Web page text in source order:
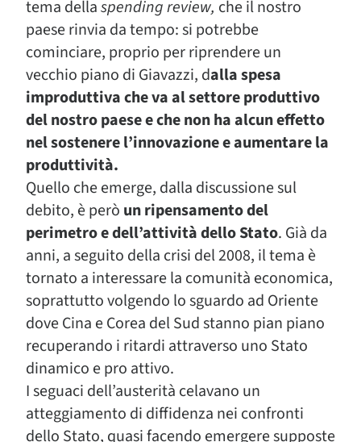
tema dellaspending review, che il nostro
paese rinvia da tempo: si potrebbe
cominciare, proprio per riprendere un
vecchio piano di Giavazzi, dalla spesa
improduttiva che va al settore produttivo
del nostro paese e che non ha alcun effetto
nel sostenere l’innovazione e aumentare la
produttività.
Quello che emerge, dalla discussione sul
debito, è però un ripensamento del
perimetro e dell’attività dello Stato. Già da
anni, a seguito della crisi del 2008, il tema è
tornato a interessare la comunità economica,
soprattutto volgendo lo sguardo ad Oriente
dove Cina e Corea del Sud stanno pian piano
recuperando i ritardi attraverso uno Stato
dinamico e pro attivo.
I seguaci dell’austerità celavano un
atteggiamento di diffidenza nei confronti
dello Stato, quasi facendo emergere supposte